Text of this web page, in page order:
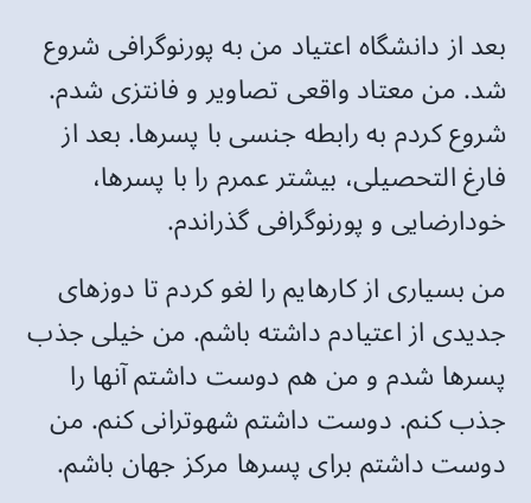
بعد از دانشگاه اعتیاد من به پورنوگرافی شروع
شد. من معتاد واقعی تصاویر و فانتزی شدم.
شروع کردم به رابطه جنسی با پسرها. بعد از
فارغ التحصیلی، بیشتر عمرم را با پسرها،
خودارضایی و پورنوگرافی گذراندم.
من بسیاری از کارهایم را لغو کردم تا دوزهای
جدیدی از اعتیادم داشته باشم. من خیلی جذب
پسرها شدم و من هم دوست داشتم آنها را
جذب کنم. دوست داشتم شهوترانی کنم. من
دوست داشتم برای پسرها مرکز جهان باشم.